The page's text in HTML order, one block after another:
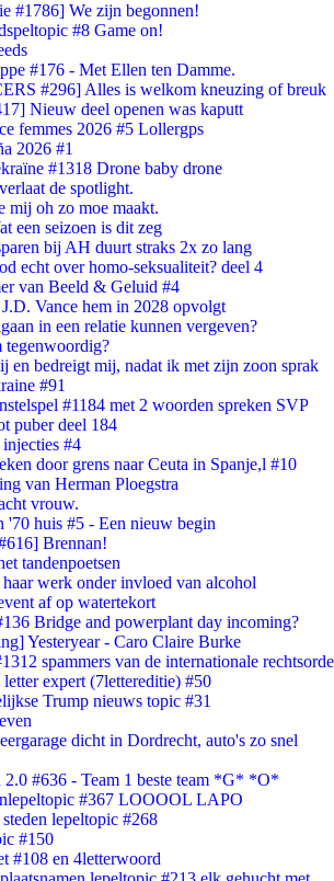
#1786] We zijn begonnen!
#8 Game on!
#176 - Met Ellen ten Damme.
#296] Alles is welkom kneuzing of breuk
Nieuw deel openen was kaputt
femmes 2026 #5 Lollergps
2026 #1
#1318 Drone baby drone
de spotlight.
mij oh zo moe maakt.
een seizoen is dit zeg
bij AH duurt straks 2x zo lang
echt over homo-seksualiteit? deel 4
van Beeld & Geluid #4
Vance hem in 2028 opvolgt
in een relatie kunnen vergeven?
tegenwoordig?
en bedreigt mij, nadat ik met zijn zoon sprak
#91
#1184 met 2 woorden spreken SVP
puber deel 184
#4
door grens naar Ceuta in Spanje,l #10
van Herman Ploegstra
vrouw.
'70 huis #5 - Een nieuw begin
Brennan!
tandenpoetsen
werk onder invloed van alcohol
af op watertekort
Bridge and powerplant day incoming?
Yesteryear - Caro Claire Burke
spammers van de internationale rechtsorde
letter expert (7lettereditie) #50
Trump nieuws topic #31
dicht in Dordrecht, auto's zo snel
2.0 #636 - Team 1 beste team *G* *O*
#367 LOOOOL LAPO
lepeltopic #268
#150
#108 en 4letterwoord